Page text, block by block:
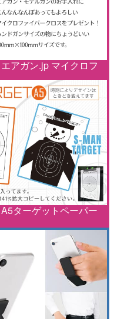
アガン.jp マイクロフ
ターゲットペーパー